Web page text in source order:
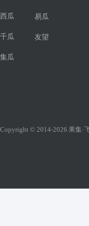
西瓜
千瓜
集瓜
易瓜
友望
Copyright © 2014-2026 果集·